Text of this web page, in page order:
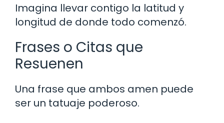
Imagina llevar contigo la latitud y
longitud de donde todo comenzó.
Frases o Citas que
Resuenen
Una frase que ambos amen puede
ser un tatuaje poderoso.